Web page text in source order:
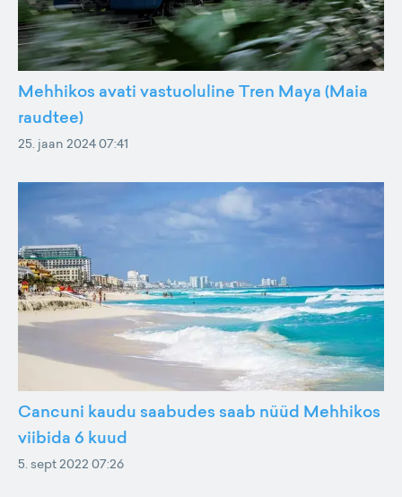
Mehhikos avati vastuoluline Tren Maya (Maia
raudtee)
25. jaan 2024 07:41
Cancuni kaudu saabudes saab nüüd Mehhikos
viibida 6 kuud
5. sept 2022 07:26